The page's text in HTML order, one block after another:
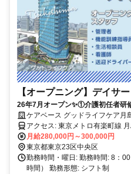
【オープニング】デイサ
26年7月オープン✨️①介護初任者研
み⭐️利用者ケアに専念できる環境⭐️
ケアベース グッドライフケア月
アクセス: 東京メトロ有楽町線 月島駅から 徒歩5分 都営大江戸線 月
島駅から 徒歩5分
月給280,000円～300,000円
東京都東京23区中央区
勤務時間・曜日: 勤務時間: 8：
時間） 勤務形態: シフト制